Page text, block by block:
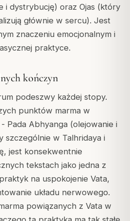
i dystrybucję) oraz Ojas (który
głównie w sercu). Jest
znaczeniu emocjonalnym i
praktyce.
kończyn
podeszwy każdej stopy.
punktów marma w
Pada Abhyanga (olejowanie i
szczególnie w Talhridaya i
jest konsekwentnie
tekstach jako jedna z
na uspokojenie Vata,
układu nerwowego.
powiązanych z Vata w